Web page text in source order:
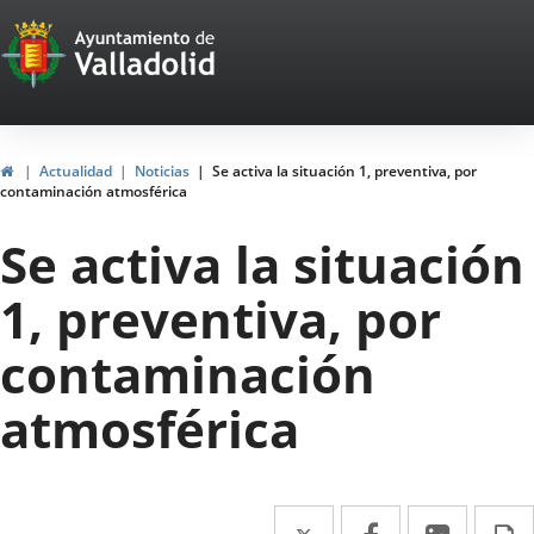
Portal
Web
del
Ayuntamiento
de
Valladolid
HomeActualidad Noticias
Se activa la situación 1, preventiva, por
contaminación atmosférica
Se activa la situación
1, preventiva, por
contaminación
atmosférica
Twitter
Enlace Facebook
EnlaceEnlace